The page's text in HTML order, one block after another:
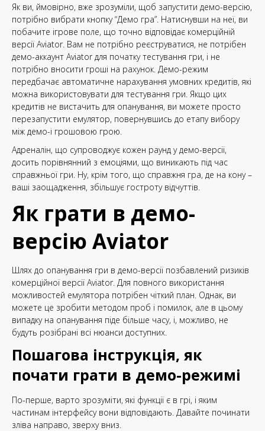
Як ви, ймовірно, вже зрозуміли, щоб запустити демо-версію,
потрібно вибрати кнопку “Демо гра”. Натиснувши на неї, ви
побачите ігрове поле, що точно відповідає комерційній
версії Aviator. Вам не потрібно реєструватися, не потрібен
демо-аккаунт Aviator для початку тестування гри, і не
потрібно вносити гроші на рахунок. Демо-режим
передбачає автоматичне нарахування умовних кредитів, які
можна використовувати для тестування гри. Якщо цих
кредитів не вистачить для опанування, ви можете просто
перезапустити емулятор, повернувшись до етапу вибору
між демо-і грошовою грою.
Адреналін, що супроводжує кожен раунд у демо-версії,
досить порівнянний з емоціями, що виникають під час
справжньої гри. Ну, крім того, що справжня гра, де на кону –
ваші заощадження, збільшує гостроту відчуттів.
Як грати в демо-
версію Aviator
Шлях до опанування гри в демо-версії позбавлений ризиків
комерційної версії Aviator. Для повного використання
можливостей емулятора потрібен чіткий план. Однак, ви
можете це зробити методом проб і помилок, але в цьому
випадку на опанування піде більше часу, і, можливо, не
будуть розібрані всі нюанси доступних.
Пошагова інструкція, як
почати грати в демо-режимі
По-перше, варто зрозуміти, які функції є в грі, і яким
частинам інтерфейсу вони відповідають. Давайте починати
зліва направо, зверху вниз.